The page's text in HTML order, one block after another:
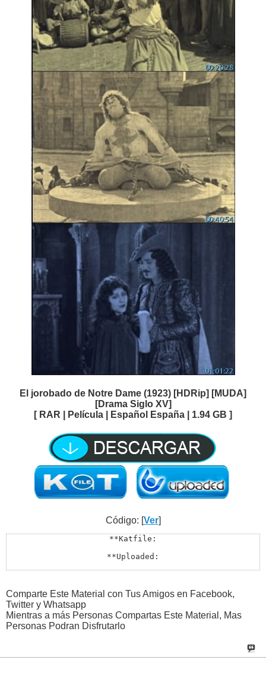
El jorobado de Notre Dame (1923) [HDRip] [MUDA]
[Drama Siglo XV]
[ RAR | Película | Español España | 1.94 GB ]
Código: [Ver]
**Katfile:
**Uploaded:
http://lupaste.com/?v=29564
Comparte Este Material con Tus Amigos en Facebook,
Twitter y Whatsapp
Mientras a más Personas Compartas Este Material, Mas
Personas Podran Disfrutarlo